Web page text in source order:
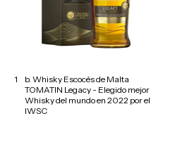
1
b. Whisky Escocés de Malta
TOMATIN Legacy - Elegido mejor
Whisky del mundo en 2022 por el
IWSC